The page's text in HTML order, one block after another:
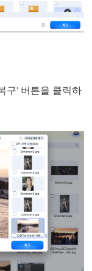
구' 버튼을 클릭하